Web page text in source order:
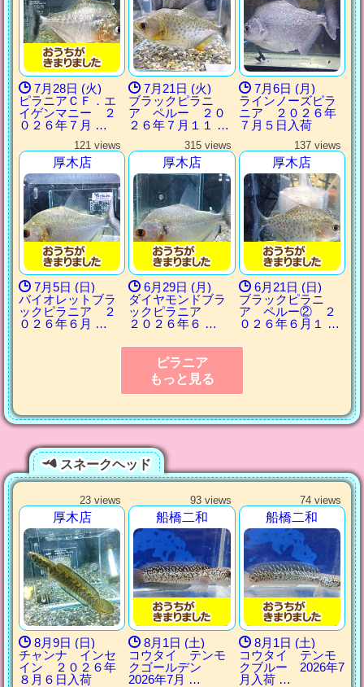
7月28日 (火)
ピラニアＣＦ．エ
イゲンマニー ２
０２６年７月 …
7月21日 (火)
ブラックピラニ
ア ペルー ２０
２６年７月１１ …
7月6日 (月)
ラインノーズピラ
ニア ２０２６年
７月５日入荷
121 views
厚木店
7月5日 (日)
バイオレットブラ
ックピラニア ２
０２６年６月 …
315 views
厚木店
6月29日 (月)
ダイヤモンドブラ
ックピラニア
２０２６年６ …
137 views
厚木店
6月21日 (日)
ブラックピラニ
ア ペルー② ２
０２６年６月１ …
ピラニア
もっと見る
スネークヘッド
23 views
厚木店
8月9日 (日)
チャンナ インセ
イン ２０２６年
８月６日入荷
93 views
船橋二和
8月1日 (土)
コウタイ テンモ
クゴールデン
2026年7月 …
74 views
船橋二和
8月1日 (土)
コウタイ テンモ
クブルー 2026年7
月入荷 …